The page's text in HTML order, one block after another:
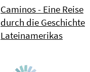
Caminos - Eine Reise
durch die Geschichte
Lateinamerikas